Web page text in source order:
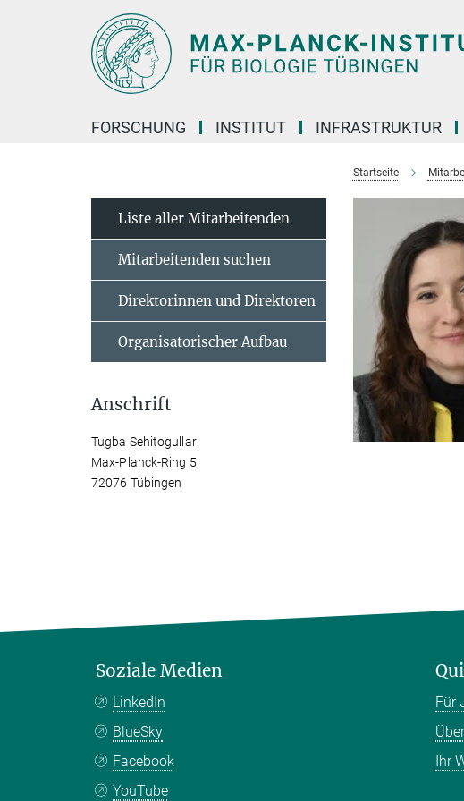
FORSCHUNG INSTITUT INFRASTRUKTUR
Startseite
Liste aller Mitarbeitenden
Mitarbeitenden suchen
Direktorinnen und Direktoren
Organisatorischer Aufbau
Anschrift
Tugba Sehitogullari
Max-Planck-Ring 5
72076 Tübingen
Soziale Medien
LinkedIn
BlueSky
Facebook
YouTube
Für
Ihr